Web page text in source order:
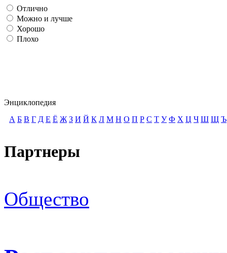
Отлично
Можно и лучше
Хорошо
Плохо
Энциклопедия
А Б В Г Д Е Ё Ж З И Й К Л М Н О П Р С Т У Ф Х Ц Ч Ш Щ Ъ
Партнеры
Общество